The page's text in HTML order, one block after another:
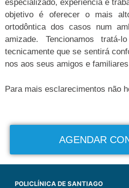
especializado, experiência e
objetivo é oferecer o mais
ortodôntica dos casos num
amizade. Tencionamos
tecnicamente que se sentirá
nos aos seus amigos e
Para mais esclarecimentos não
AGENDAR
POLICLÍNICA DE SANTIAGO